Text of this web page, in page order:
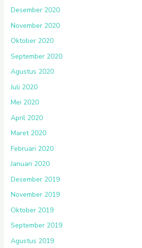
Desember 2020
November 2020
Oktober 2020
September 2020
Agustus 2020
Juli 2020
Mei 2020
April 2020
Maret 2020
Februari 2020
Januari 2020
Desember 2019
November 2019
Oktober 2019
September 2019
Agustus 2019